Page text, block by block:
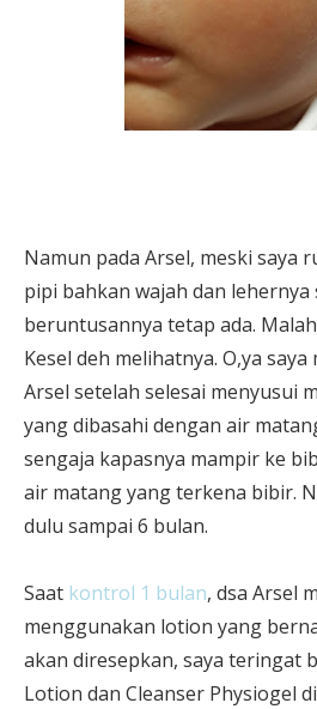
Namun pada Arsel, meski saya
pipi bahkan wajah dan lehernya
beruntusannya tetap ada.
Kesel deh melihatnya. O,ya
Arsel setelah selesai menyusui
yang dibasahi dengan air
sengaja kapasnya mampir ke
air matang yang terkena bibir.
dulu sampai 6 bulan.
Saat kontrol 1 bulan, dsa Arsel
menggunakan lotion yang
akan diresepkan, saya teringat
Lotion dan Cleanser Physiogel